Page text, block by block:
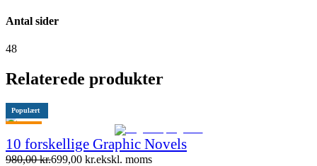
Antal sider
48
Relaterede produkter
Populært
10 stk. tilbage
10 forskellige Graphic Novels
980,00kr.699,00 kr.ekskl. moms